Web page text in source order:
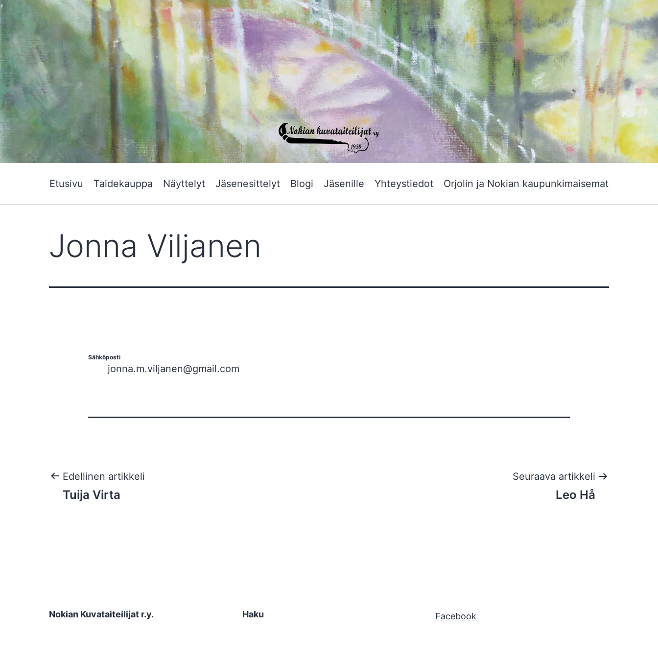
Kuvataiteilijat
Etusivu Taidekauppa Näyttelyt Jäsenesittelyt Blogi Jäsenille Yhteystiedot Orjolin ja Nokian kaupunkimaisemat
Jonna Viljanen
Sähköposti
jonna.m.viljanen@gmail.com
Artikkelien
Edellinen artikkeli
Tuija Virta
Seuraava artikkeli
Leo Hå
Nokian Kuvataiteilijat r.y. Haku
Facebook